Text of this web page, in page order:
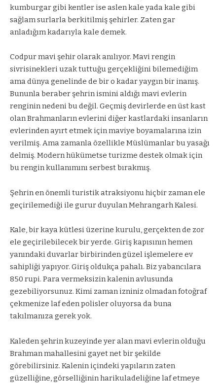
kumburgar gibi kentler ise aslen kale yada kale gibi
sağlam surlarla berkitilmiş şehirler. Zaten gar
anladığım kadarıyla kale demek.
Codpur mavi şehir olarak anılıyor. Mavi rengin
sivrisinekleri uzak tuttuğu gerçekliğini bilemediğim
ama dünya genelinde de bir o kadar yaygın bir inanış.
Bununla beraber şehrin ismini aldığı mavi evlerin
renginin nedeni bu değil. Geçmiş devirlerde en üst kast
olan Brahmanların evlerini diğer kastlardaki insanların
evlerinden ayırt etmek için maviye boyamalarına izin
verilmiş. Ama zamanla özellikle Müslümanlar bu yasağı
delmiş. Modern hükümetse turizme destek olmak için
bu rengin kullanımını serbest bırakmış.
Şehrin en önemli turistik atraksiyonu hiçbir zaman ele
geçirilemediği ile gurur duyulan Mehrangarh Kalesi.
Kale, bir kaya kütlesi üzerine kurulu, gerçekten de zor
ele geçirilebilecek bir yerde. Giriş kapısının hemen
yanındaki duvarlar birbirinden güzel işlemelere ev
sahipliği yapıyor. Giriş oldukça pahalı. Biz yabancılara
850 rupi. Para vermeksizin kalenin avlusunda
gezebiliyorsunuz. Kimi zaman izniniz olmadan fotoğraf
çekmenize laf eden polisler oluyorsa da buna
takılmanıza gerek yok.
Kaleden şehrin kuzeyinde yer alan mavi evlerin olduğu
Brahman mahallesini gayet net bir şekilde
görebilirsiniz. Kalenin içindeki yapıların zaten
güzelliğine, görselliğinin harikuladeliğine laf etmeye